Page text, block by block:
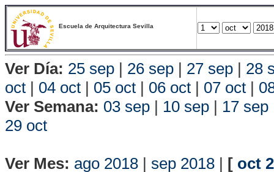
Escuela de Arquitectura Sevilla
Ver Día: 25 sep | 26 sep | 27 sep | 28
oct | 04 oct | 05 oct | 06 oct | 07 oct |
Ver Semana: 03 sep | 10 sep | 17 sep
29 oct
Ver Mes: ago 2018 | sep 2018 | [ oct